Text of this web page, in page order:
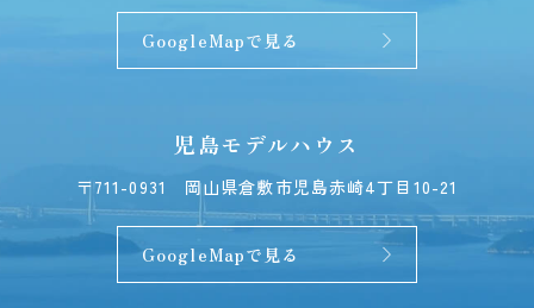
GoogleMapで見る
児島モデルハウス
〒711-0931 岡山県倉敷市児島赤崎4丁目10-21
GoogleMapで見る